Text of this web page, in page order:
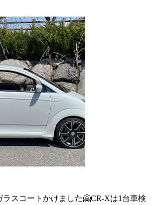
ラスコートかけました🤗CR-Xは1台車検